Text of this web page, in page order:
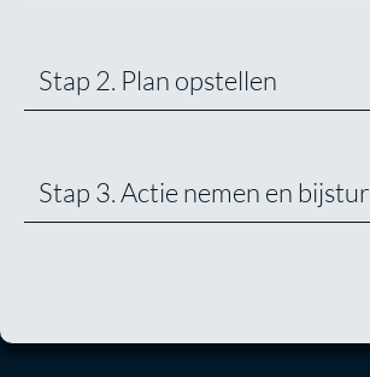
Stap 2. Plan opstellen
Stap 3. Actie nemen en